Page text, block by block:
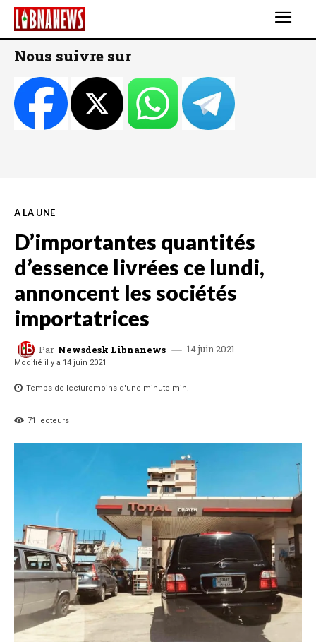
Nous suivre sur
A LA UNE
D’importantes quantités
d’essence livrées ce lundi,
annoncent les sociétés
importatrices
Par Newsdesk Libnanews 14 juin 2021
Modifié il y a 14 juin 2021
Temps de lecturemoins d'une minute min.
71 lecteurs